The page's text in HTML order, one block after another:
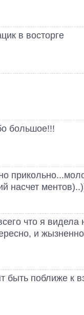
в восторге
большое!!!
насчет
что я видела
и
быть поближе к